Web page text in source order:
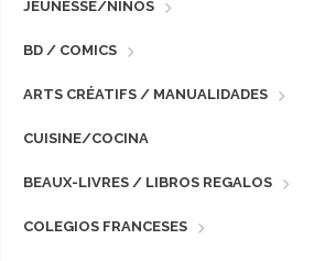
JEUNESSE/NIÑOS
BD / COMICS
ARTS CRÉATIFS / MANUALIDADES
CUISINE/COCINA
BEAUX-LIVRES / LIBROS REGALOS
COLEGIOS FRANCESES